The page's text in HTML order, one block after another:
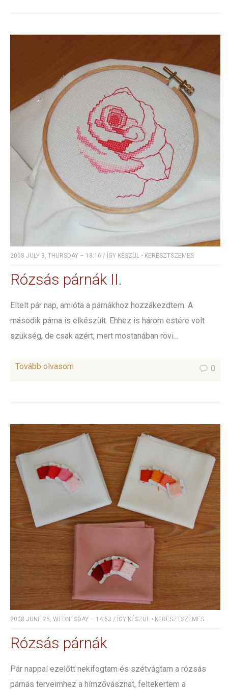
2008 JULY 3, THURSDAY – 18:16 / ÍGY KÉSZÜL • KERESZTSZEMES
Rózsás párnák II.
Eltelt pár nap, amióta a párnákhoz hozzákezdtem. A
második párna is elkészült. Ehhez is három estére volt
szükség, de csak azért, mert mostanában rövi...
Tovább olvasom 0
2008 JUNE 25, WEDNESDAY – 14:53 / ÍGY KÉSZÜL • KERESZTSZEMES
Rózsás párnák
Pár nappal ezelőtt nekifogtam és szétvágtam a rózsás
párnás terveimhez a hímzővásznat, feltekertem a